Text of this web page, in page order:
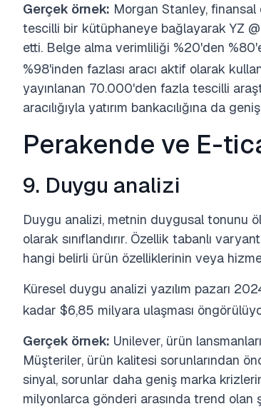
Gerçek örnek: Morgan Stanley,
tescilli bir kütüphaneye bağlayarak YZ
etti. Belge alma verimliliği %20'den
%98'inden fazlası aracı aktif olarak
yayınlanan 70.000'den fazla tescilli
aracılığıyla yatırım bankacılığına da
Perakende ve E-
9. Duygu analizi
Duygu analizi, metnin duygusal tonunu
olarak sınıflandırır. Özellik tabanlı
hangi belirli ürün özelliklerinin veya
Küresel duygu analizi yazılım pazarı
kadar $6,85 milyara ulaşması
Gerçek örnek: Unilever, ürün
Müşteriler, ürün kalitesi sorunlarından
sinyal, sorunlar daha geniş marka
milyonlarca gönderi arasında trend olan